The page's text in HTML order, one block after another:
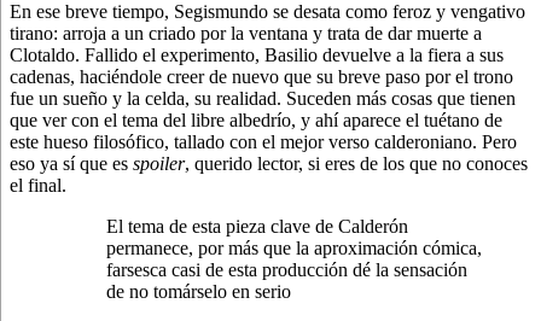
En ese breve tiempo, Segismundo se desata como feroz y vengativo
tirano: arroja a un criado por la ventana y trata de dar muerte a
Clotaldo. Fallido el experimento, Basilio devuelve a la fiera a sus
cadenas, haciéndole creer de nuevo que su breve paso por el trono
fue un sueño y la celda, su realidad. Suceden más cosas que tienen
que ver con el tema del libre albedrío, y ahí aparece el tuétano de
este hueso filosófico, tallado con el mejor verso calderoniano. Pero
eso ya sí que es spoiler, querido lector, si eres de los que no conoces
el final.
El tema de esta pieza clave de Calderón
permanece, por más que la aproximación cómica,
farsesca casi de esta producción dé la sensación
de no tomárselo en serio